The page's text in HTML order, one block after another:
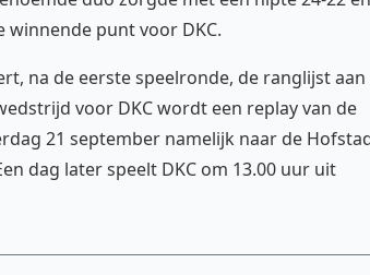
winnende punt voor DKC.
na de eerste speelronde, de ranglijst aan
voor DKC wordt een replay van de
21 september namelijk naar de
dag later speelt DKC om 13.00 uur uit